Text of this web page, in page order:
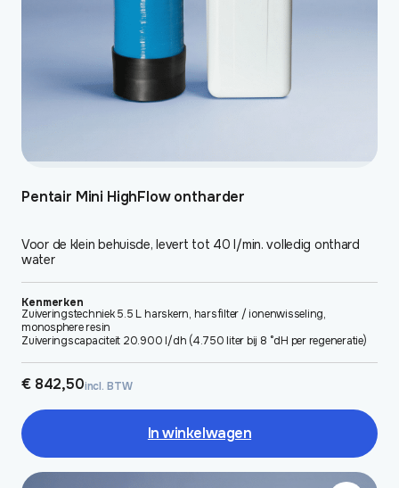
Pentair Mini HighFlow ontharder
Voor de klein behuisde, levert tot 40 l/min. volledig onthard
water
Kenmerken
Zuiveringstechniek 5.5 L harskern, harsfilter / ionenwisseling,
monosphere resin
Zuiveringscapaciteit 20.900 l/dh (4.750 liter bij 8 °dH per regeneratie)
€842,50incl. BTW
In winkelwagen